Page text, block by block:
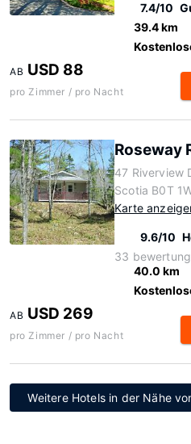
7.4/10
39.4 km
AB USD 88
pro Zimmer / pro Nacht
Roseway
47 Riverview
Scotia B0T
Karte
9.6/10
33
40.0 km
AB USD 269
pro Zimmer / pro Nacht
Weitere Hotels in der Nähe